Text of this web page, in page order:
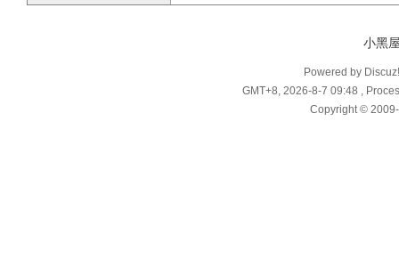
小黑
Powered by
GMT+8, 2026-8-7 09:48 ,
Copyright ©